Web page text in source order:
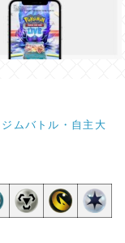
ジムバトル・自主大